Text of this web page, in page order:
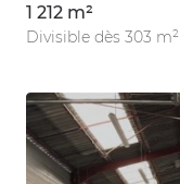
1 212 m²
Divisible dès 303 m²